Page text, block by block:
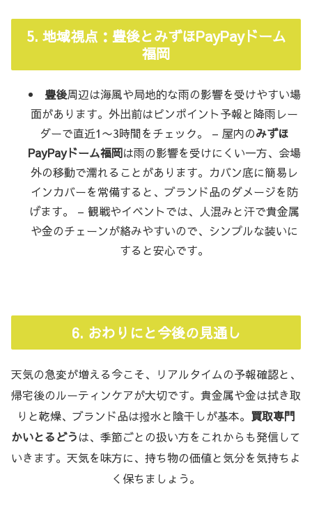
5. 地域視点：豊後とみずほPayPayドーム
福岡
豊後周辺は海風や局地的な雨の影響を受けやすい場
面があります。外出前はピンポイント予報と降雨レー
ダーで直近1〜3時間をチェック。 – 屋内のみずほ
PayPayドーム福岡は雨の影響を受けにくい一方、会場
外の移動で濡れることがあります。カバン底に簡易レ
インカバーを常備すると、ブランド品のダメージを防
げます。 – 観戦やイベントでは、人混みと汗で貴金属
や金のチェーンが絡みやすいので、シンプルな装いに
すると安心です。
6. おわりにと今後の見通し
天気の急変が増える今こそ、リアルタイムの予報確認と、
帰宅後のルーティンケアが大切です。貴金属や金は拭き取
りと乾燥、ブランド品は撥水と陰干しが基本。 買取専門
かいとるどうは、季節ごとの扱い方をこれからも発信して
いきます。天気を味方に、持ち物の価値と気分を気持ちよ
く保ちましょう。